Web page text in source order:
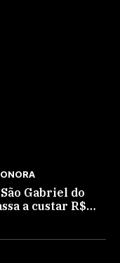
Gabriel do
a custar R$